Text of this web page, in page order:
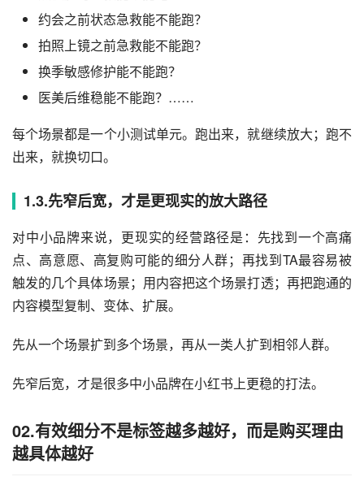
约会之前状态急救能不能跑？
拍照上镜之前急救能不能跑？
换季敏感修护能不能跑？
医美后维稳能不能跑？……
每个场景都是一个小测试单元。跑出来，就继续放大；跑不
出来，就换切口。
1.3.先窄后宽，才是更现实的放大路径
对中小品牌来说，更现实的经营路径是：先找到一个高痛
点、高意愿、高复购可能的细分人群；再找到TA最容易被
触发的几个具体场景；用内容把这个场景打透；再把跑通的
内容模型复制、变体、扩展。
先从一个场景扩到多个场景，再从一类人扩到相邻人群。
先窄后宽，才是很多中小品牌在小红书上更稳的打法。
02.有效细分不是标签越多越好，而是购买理由
越具体越好